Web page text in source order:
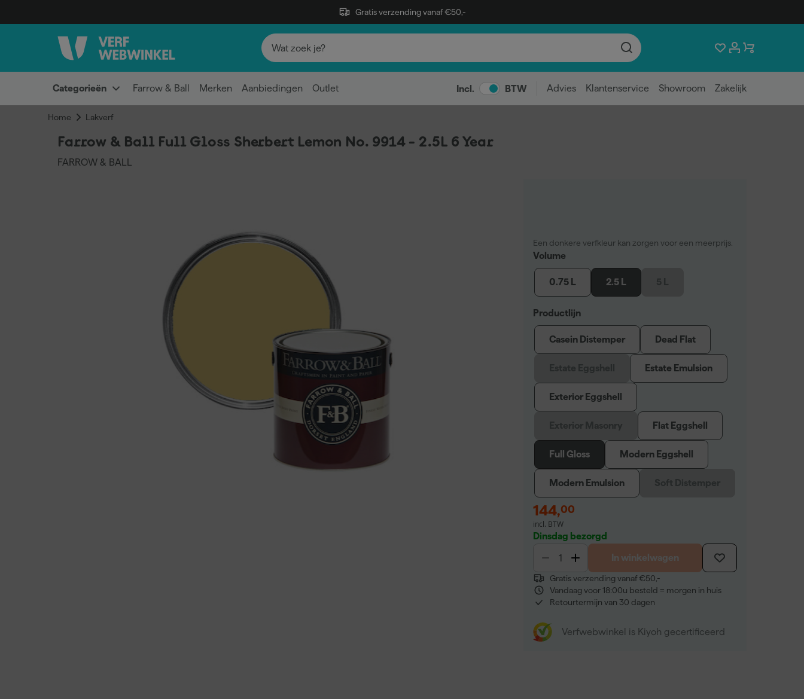
Gratis verzending vanaf €50,-
Categorieën Farrow & Ball Merken Aanbiedingen Outlet Incl. BTW Advies Klantenservice Showroom Zakelijk
Home Lakverf
Farrow & Ball Full Gloss Sherbert Lemon No. 9914 - 2.5L 6 Year
FARROW & BALL
Een donkere verfkleur kan zorgen voor een meerprijs.
Volume
0.75 L 2.5 L
Productlijn
Casein Distemper Dead Flat
Estate Emulsion
Exterior Eggshell
Flat Eggshell
Full Gloss Modern Eggshell
Modern Emulsion
144,00
incl. BTW
Dinsdag bezorgd
In winkelwagen
Gratis verzending vanaf €50,-
Vandaag voor 18:00u besteld = morgen in huis
Retourtermijn van 30 dagen
Verfwebwinkel is Kiyoh gecertificeerd